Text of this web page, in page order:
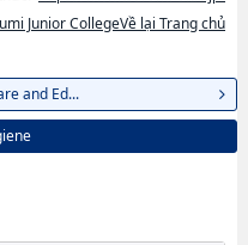
Junior CollegeVề lại Trang chủ
and Ed...